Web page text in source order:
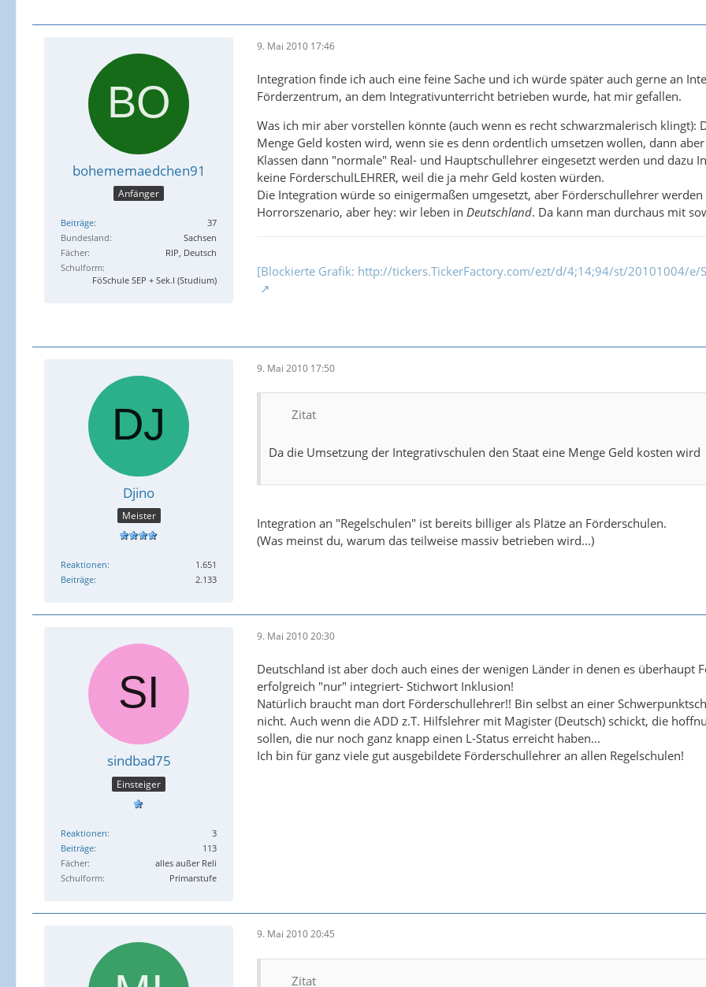
bohememaedchen91
Anfänger
Beiträge
37
Bundesland
Sachsen
Fächer
RIP, Deutsch
Schulform
FöSchule SEP + Sek.I (Studium)
9. Mai 2010 17:46
Integration finde ich auch eine feine Sache und ich würde später auch gerne an
Förderzentrum, an dem Integrativunterricht betrieben wurde, hat mir gefallen.
Was ich mir aber vorstellen könnte (auch wenn es recht schwarzmalerisch klingt):
Menge Geld kosten wird, wenn sie es denn ordentlich umsetzen wollen, dann
Klassen dann "normale" Real- und Hauptschullehrer eingesetzt werden und dazu
keine FörderschulLEHRER, weil die ja mehr Geld kosten würden.
Die Integration würde so einigermaßen umgesetzt, aber Förderschullehrer
Horrorszenario, aber hey: wir leben in Deutschland. Da kann man durchaus mit
[Blockierte Grafik: http://tickers.TickerFactory.com/ezt/d/4;14;94/st/20101004/
Djino
Meister
Reaktionen
1.651
Beiträge
2.133
9. Mai 2010 17:50
Zitat
Da die Umsetzung der Integrativschulen den Staat eine Menge Geld kosten wird
Integration an "Regelschulen" ist bereits billiger als Plätze an Förderschulen.
(Was meinst du, warum das teilweise massiv betrieben wird...)
sindbad75
Einsteiger
Reaktionen
3
Beiträge
113
Fächer
alles außer Reli
Schulform
Primarstufe
9. Mai 2010 20:30
Deutschland ist aber doch auch eines der wenigen Länder in denen es
erfolgreich "nur" integriert- Stichwort Inklusion!
Natürlich braucht man dort Förderschullehrer!! Bin selbst an einer
nicht. Auch wenn die ADD z.T. Hilfslehrer mit Magister (Deutsch) schickt, die
sollen, die nur noch ganz knapp einen L-Status erreicht haben...
Ich bin für ganz viele gut ausgebildete Förderschullehrer an allen Regelschulen!
9. Mai 2010 20:45
Zitat